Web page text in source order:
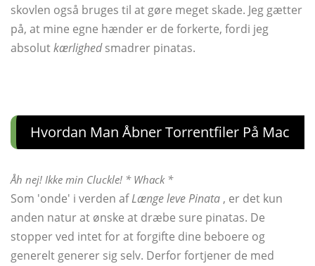
skovlen også bruges til at gøre meget skade. Jeg gætter
på, at mine egne hænder er de forkerte, fordi jeg
absolutkærlighedsmadrer pinatas.
Hvordan Man Åbner Torrentfiler På Mac
Åh nej! Ikke min Cluckle! * Whack *
Som 'onde' i verden afLænge leve Pinata , er det kun
anden natur at ønske at dræbe sure pinatas. De
stopper ved intet for at forgifte dine beboere og
generelt generer sig selv. Derfor fortjener de med